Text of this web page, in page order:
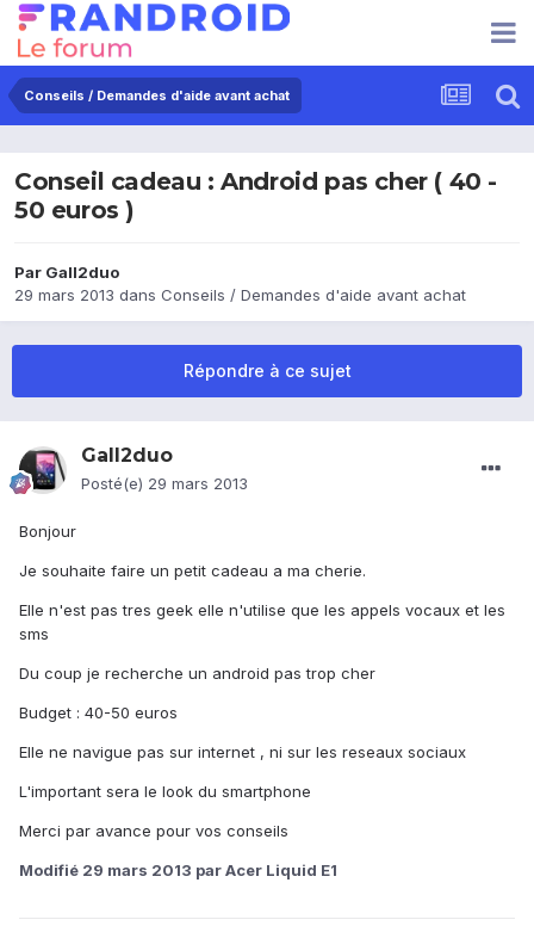
Conseils / Demandes d'aide avant achat
Conseil cadeau : Android pas cher ( 40 -
50 euros )
Par Gall2duo
29 mars 2013 dans Conseils / Demandes d'aide avant achat
Répondre à ce sujet
Gall2duo
Posté(e) 29 mars 2013
Bonjour
Je souhaite faire un petit cadeau a ma cherie.
Elle n'est pas tres geek elle n'utilise que les appels vocaux et les
sms
Du coup je recherche un android pas trop cher
Budget : 40-50 euros
Elle ne navigue pas sur internet , ni sur les reseaux sociaux
L'important sera le look du smartphone
Merci par avance pour vos conseils
Modifié 29 mars 2013 par Acer Liquid E1